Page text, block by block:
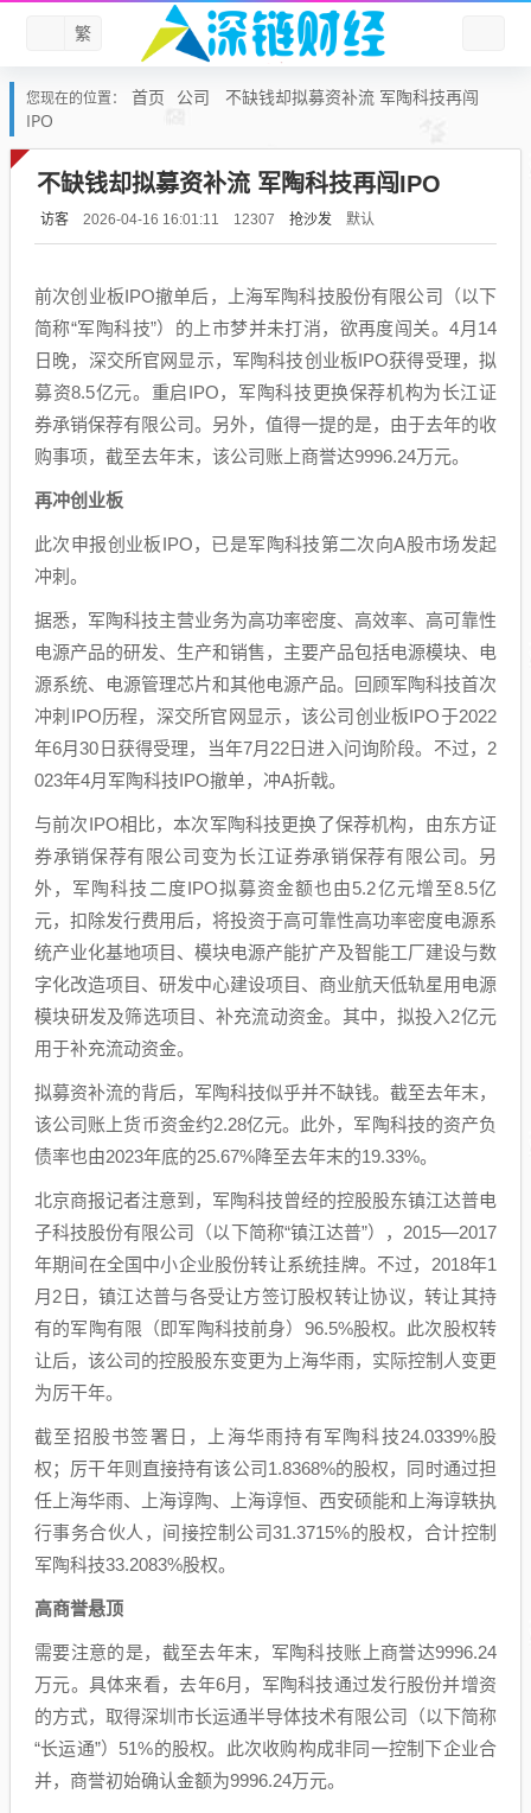
繁
您现在的位置： 首页 公司
不缺钱却拟募资补流 军陶科技再闯
IPO
不缺钱却拟募资补流 军陶科技再闯IPO
访客 2026-04-16 16:01:11 12307 抢沙发 默认
前次创业板IPO撤单后，上海军陶科技股份有限公司（以下
简称“军陶科技”）的上市梦并未打消，欲再度闯关。4月14
日晚，深交所官网显示，军陶科技创业板IPO获得受理，拟
募资8.5亿元。重启IPO，军陶科技更换保荐机构为长江证
券承销保荐有限公司。另外，值得一提的是，由于去年的收
购事项，截至去年末，该公司账上商誉达9996.24万元。
再冲创业板
此次申报创业板IPO，已是军陶科技第二次向A股市场发起
冲刺。
据悉，军陶科技主营业务为高功率密度、高效率、高可靠性
电源产品的研发、生产和销售，主要产品包括电源模块、电
源系统、电源管理芯片和其他电源产品。回顾军陶科技首次
冲刺IPO历程，深交所官网显示，该公司创业板IPO于2022
年6月30日获得受理，当年7月22日进入问询阶段。不过，2
023年4月军陶科技IPO撤单，冲A折戟。
与前次IPO相比，本次军陶科技更换了保荐机构，由东方证
券承销保荐有限公司变为长江证券承销保荐有限公司。另
外，军陶科技二度IPO拟募资金额也由5.2亿元增至8.5亿
元，扣除发行费用后，将投资于高可靠性高功率密度电源系
统产业化基地项目、模块电源产能扩产及智能工厂建设与数
字化改造项目、研发中心建设项目、商业航天低轨星用电源
模块研发及筛选项目、补充流动资金。其中，拟投入2亿元
用于补充流动资金。
拟募资补流的背后，军陶科技似乎并不缺钱。截至去年末，
该公司账上货币资金约2.28亿元。此外，军陶科技的资产负
债率也由2023年底的25.67%降至去年末的19.33%。
北京商报记者注意到，军陶科技曾经的控股股东镇江达普电
子科技股份有限公司（以下简称“镇江达普”），2015—2017
年期间在全国中小企业股份转让系统挂牌。不过，2018年1
月2日，镇江达普与各受让方签订股权转让协议，转让其持
有的军陶有限（即军陶科技前身）96.5%股权。此次股权转
让后，该公司的控股股东变更为上海华雨，实际控制人变更
为厉干年。
截至招股书签署日，上海华雨持有军陶科技24.0339%股
权；厉干年则直接持有该公司1.8368%的股权，同时通过担
任上海华雨、上海谆陶、上海谆恒、西安硕能和上海谆轶执
行事务合伙人，间接控制公司31.3715%的股权，合计控制
军陶科技33.2083%股权。
高商誉悬顶
需要注意的是，截至去年末，军陶科技账上商誉达9996.24
万元。具体来看，去年6月，军陶科技通过发行股份并增资
的方式，取得深圳市长运通半导体技术有限公司（以下简称
“长运通”）51%的股权。此次收购构成非同一控制下企业合
并，商誉初始确认金额为9996.24万元。